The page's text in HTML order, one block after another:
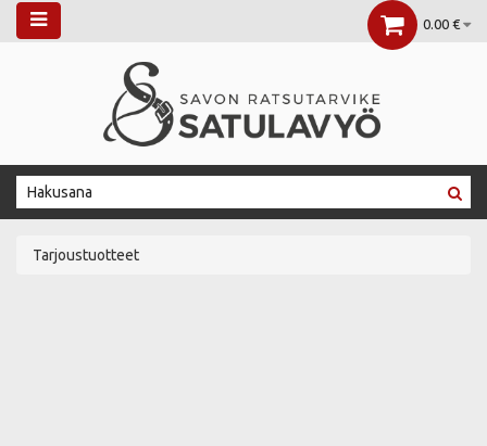
0.00 €
Tarjoustuotteet